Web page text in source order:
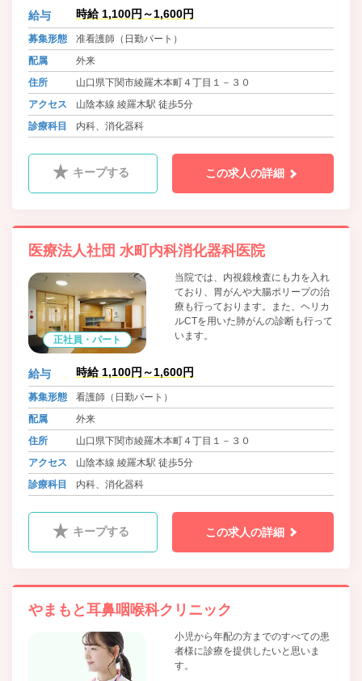
給与 時給 1,100円～1,600円
募集形態
准看護師（日勤パート）
配属
外来
住所
山口県下関市綾羅木本町４丁目１－３０
アクセス
山陰本線 綾羅木駅 徒歩5分
診療科目
内科、消化器科
キープする この求人の詳細
医療法人社団 水町内科消化器科医院
正社員・パート
当院では、内視鏡検査にも力を入れ
ており、胃がんや大腸ポリープの治
療も行っております。また、ヘリカ
ルCTを用いた肺がんの診断も行って
います。
給与 時給 1,100円～1,600円
募集形態
看護師（日勤パート）
配属
外来
住所
山口県下関市綾羅木本町４丁目１－３０
アクセス
山陰本線 綾羅木駅 徒歩5分
診療科目
内科、消化器科
キープする この求人の詳細
やまもと耳鼻咽喉科クリニック
小児から年配の方までのすべての患
者様に診療を提供したいと思いま
す。